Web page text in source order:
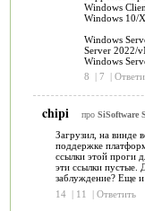
Windows
Windows 10/
Windows
Server 2022/
Windows
8
| 7 |
chipi про SiSoftware
Загрузил, на винде
поддержке
ссылки этой проги
эти ссылки пустые.
заблуждение? Еще
14 | 11 | Ответить